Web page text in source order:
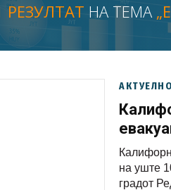
РЕЗУЛТАТ НА ТЕМА
АКТУЕЛНО
на уште
градот